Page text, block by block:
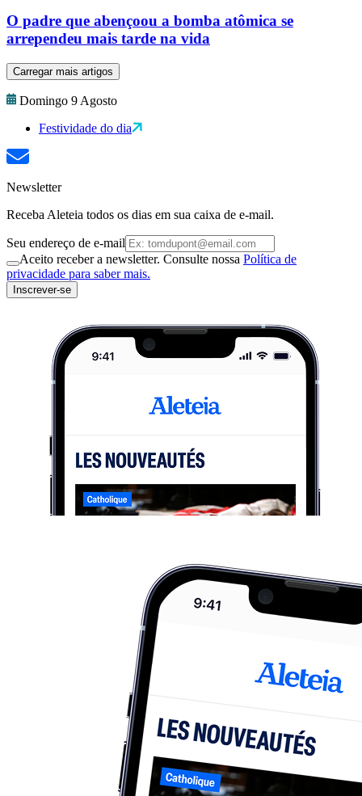
O padre que abençoou a bomba atômica se
arrependeu mais tarde na vida
Carregar mais artigos
Domingo 9 Agosto
Festividade do dia
Newsletter
Receba Aleteia todos os dias em sua caixa de e-mail.
Seu endereço de e-mail
Aceito receber a newsletter. Consulte nossa Política de
privacidade para saber mais.
Inscrever-se